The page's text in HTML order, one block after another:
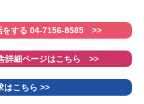
をする 04-7156-8585 >>
詳細ページはこちら >>
はこちら >>